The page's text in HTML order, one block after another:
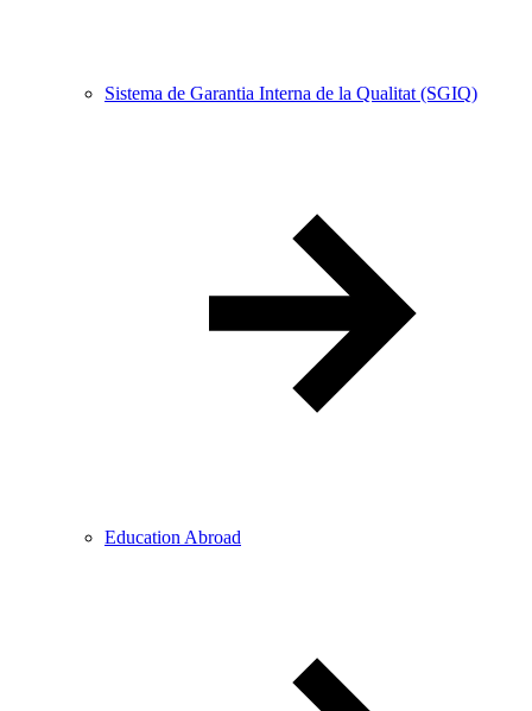
Sistema de Garantia Interna de la Qualitat (SGIQ)
Education Abroad